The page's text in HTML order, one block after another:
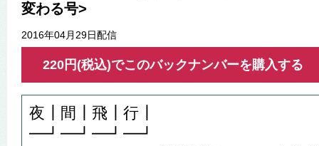
変わる号>
2016年04月29日配信
220円(税込)でこのバックナンバーを購入する
夜┃間┃飛┃行┃
━┛━┛━┛━┛